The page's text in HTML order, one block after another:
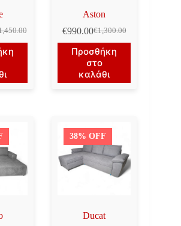
Aston
€1,300.00
Original
price
was:
€1,300.00.
€990.00Η
τρέχουσα
τιμή
είναι:
€990.00.
Προσθήκη
στο
καλάθι
38% OFF
Ducat